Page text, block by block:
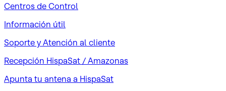
Centros de Control
Información útil
Soporte y Atención al cliente
Recepción HispaSat / Amazonas
Apunta tu antena a HispaSat